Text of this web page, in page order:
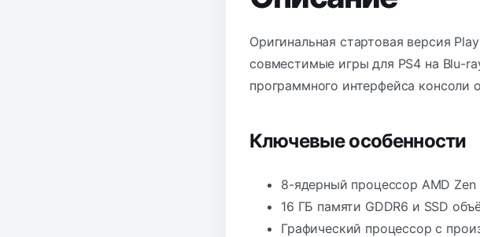
Оригинальная стартовая версия
совместимые игры для PS4 на Blu-
программного интерфейса консоли
Ключевые особенности
8-ядерный процессор AMD
16 ГБ памяти GDDR6 и SSD
Графический процессор с